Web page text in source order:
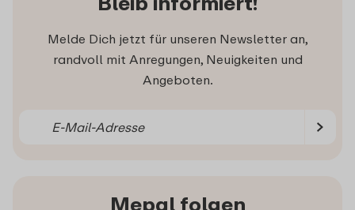
Melde Dich jetzt für unseren Newsletter an,
randvoll mit Anregungen, Neuigkeiten und
Angeboten.
Mepal folgen